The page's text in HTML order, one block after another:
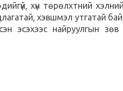
хүн төрөлхтний
хэвшмэл утгатай
эсэхээс найруулгын